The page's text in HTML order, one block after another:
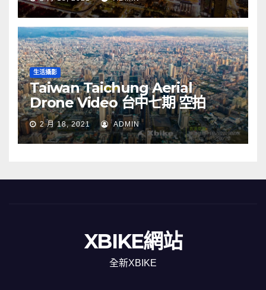
生活攝影
Taiwan Taichung Aerial
Drone Video 台中七期 空拍
2 月 18, 2021 ADMIN
XBIKE網站
全新XBIKE